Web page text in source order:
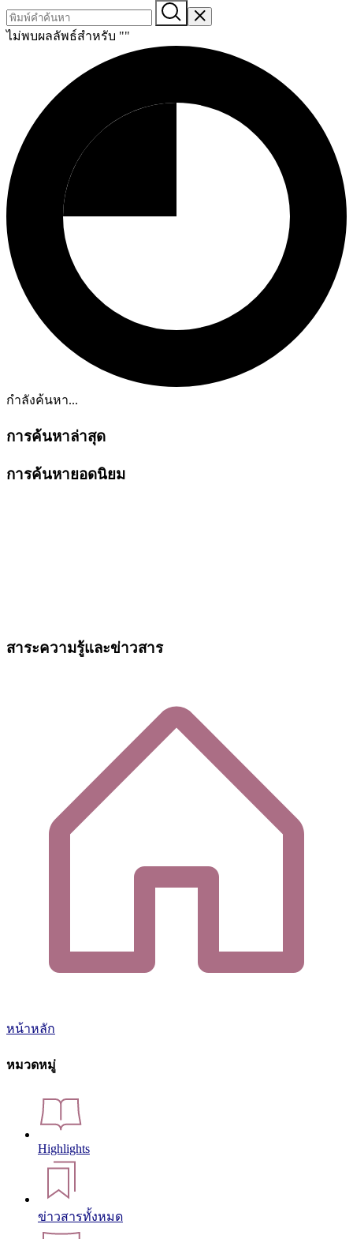
ไม่พบผลลัพธ์สำหรับ ""
กำลังค้นหา...
การค้นหาล่าสุด
การค้นหายอดนิยม
สาระความรู้และข่าวสาร
หน้าหลัก
หมวดหมู่
Highlights
ข่าวสารทั้งหมด